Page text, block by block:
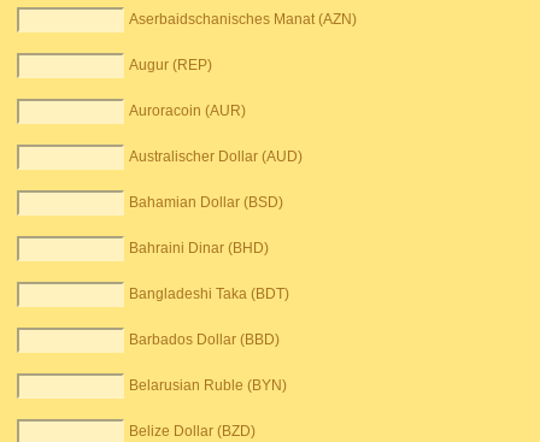
Aserbaidschanisches Manat (AZN)
Augur (REP)
Auroracoin (AUR)
Australischer Dollar (AUD)
Bahamian Dollar (BSD)
Bahraini Dinar (BHD)
Bangladeshi Taka (BDT)
Barbados Dollar (BBD)
Belarusian Ruble (BYN)
Belize Dollar (BZD)